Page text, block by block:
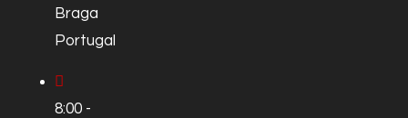
Braga
Portugal
8:00 -